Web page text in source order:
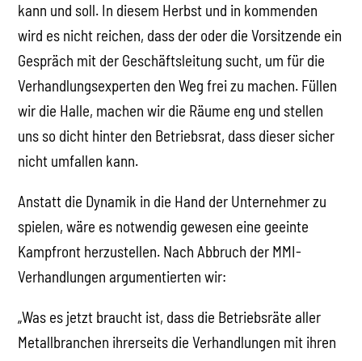
kann und soll. In diesem Herbst und in kommenden
wird es nicht reichen, dass der oder die Vorsitzende ein
Gespräch mit der Geschäftsleitung sucht, um für die
Verhandlungsexperten den Weg frei zu machen. Füllen
wir die Halle, machen wir die Räume eng und stellen
uns so dicht hinter den Betriebsrat, dass dieser sicher
nicht umfallen kann.
Anstatt die Dynamik in die Hand der Unternehmer zu
spielen, wäre es notwendig gewesen eine geeinte
Kampfront herzustellen. Nach Abbruch der MMI-
Verhandlungen argumentierten wir:
„Was es jetzt braucht ist, dass die Betriebsräte aller
Metallbranchen ihrerseits die Verhandlungen mit ihren